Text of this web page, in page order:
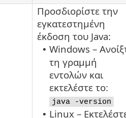
Προσδιορίστε την
εγκατεστημένη
έκδοση του Java:
• Windows –
τη γραμμή
εντολών και
εκτελέστε το:
java -version
• Linux –